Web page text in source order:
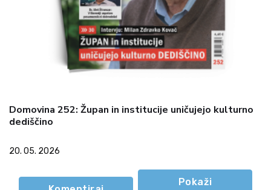
Domovina 252: Župan in institucije uničujejo kulturno
dediščino
20. 05. 2026
Pokaži